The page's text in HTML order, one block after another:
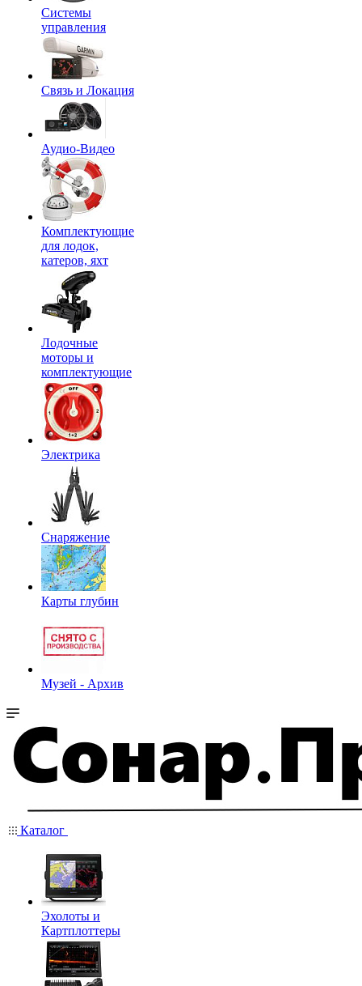
Системы
управления
Связь и Локация
Аудио-Видео
Комплектующие
для лодок,
катеров, яхт
Лодочные
моторы и
комплектующие
Электрика
Снаряжение
Карты глубин
Музей - Архив
Каталог
Эхолоты и
Картплоттеры